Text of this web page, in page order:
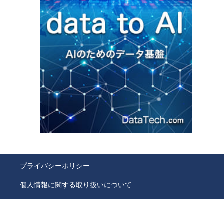
プライバシーポリシー
個人情報に関する取り扱いについて